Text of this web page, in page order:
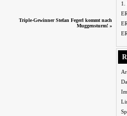
Triple-Gewinner Stefan Fegerl kommt nach
Muggensturm!»
1.